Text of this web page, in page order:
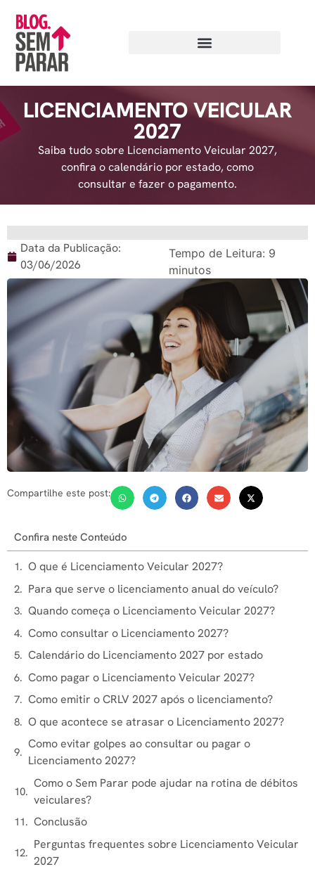
LICENCIAMENTO VEICULAR
2027
Saiba tudo sobre Licenciamento Veicular 2027,
confira o calendário por estado, como
consultar e fazer o pagamento.
Data da Publicação:
03/06/2026
Tempo de Leitura: 9
minutos
Compartilhe este post:
Confira neste Conteúdo
O que é Licenciamento Veicular 2027?
Para que serve o licenciamento anual do veículo?
Quando começa o Licenciamento Veicular 2027?
Como consultar o Licenciamento 2027?
Calendário do Licenciamento 2027 por estado
Como pagar o Licenciamento Veicular 2027?
Como emitir o CRLV 2027 após o licenciamento?
O que acontece se atrasar o Licenciamento 2027?
Como evitar golpes ao consultar ou pagar o
Licenciamento 2027?
Como o Sem Parar pode ajudar na rotina de débitos
veiculares?
Conclusão
Perguntas frequentes sobre Licenciamento Veicular
2027